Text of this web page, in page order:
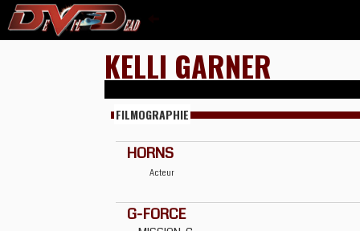
KELLI GARNER
FILMOGRAPHIE
HORNS
Acteur
G-FORCE